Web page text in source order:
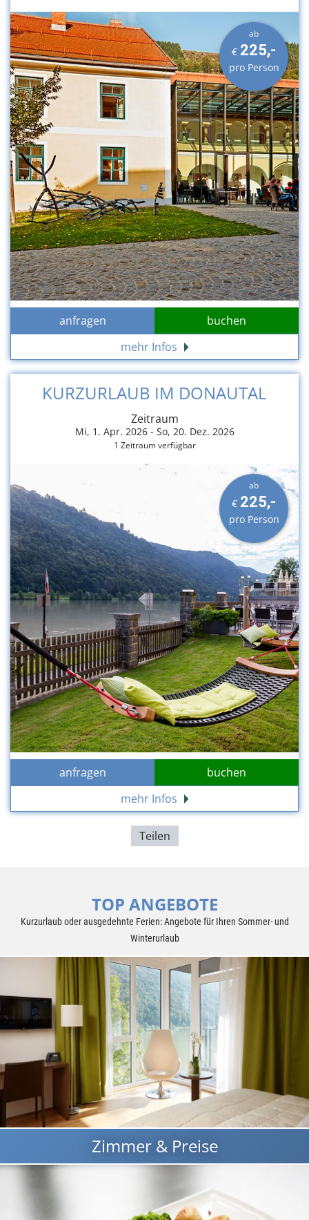
ab
€ 225,-
pro Person
anfragen
buchen
mehr Infos
KURZURLAUB IM DONAUTAL
Zeitraum
Mi, 1. Apr. 2026 - So, 20. Dez. 2026
1 Zeitraum verfügbar
ab
€ 225,-
pro Person
anfragen
buchen
mehr Infos
Teilen
TOP ANGEBOTE
Kurzurlaub oder ausgedehnte Ferien: Angebote für Ihren Sommer- und
Winterurlaub
Zimmer & Preise